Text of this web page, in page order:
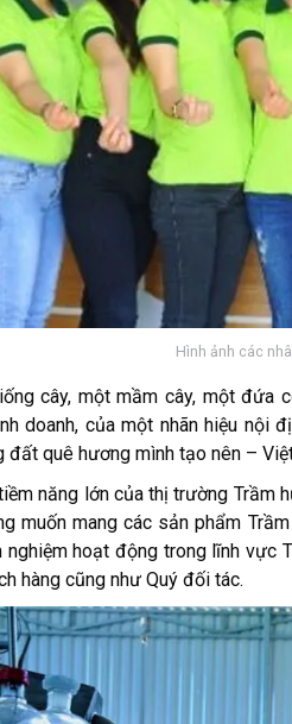
Hình ảnh các
cây, một mầm cây, một đứa
doanh, của một nhãn hiệu
đất quê hương mình tạo nên –
năng lớn của thị trường
muốn mang các sản phẩm
hoạt động trong lĩnh vực
hàng cũng như Quý đối tác.